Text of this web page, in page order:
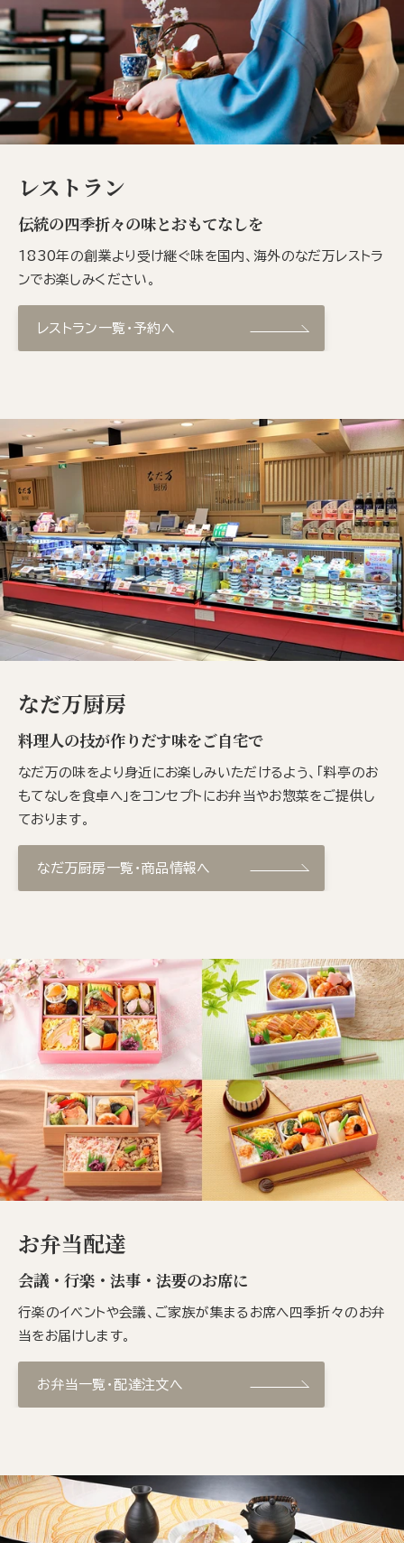
レストラン
伝統の四季折々の味とおもてなしを
1830年の創業より受け継ぐ味を国内、海外のなだ万レストラ
ンでお楽しみください。
レストラン一覧・予約へ
なだ万厨房
料理人の技が作りだす味をご自宅で
なだ万の味をより身近にお楽しみいただけるよう、「料亭のお
もてなしを食卓へ」をコンセプトにお弁当やお惣菜をご提供し
ております。
なだ万厨房一覧・商品情報へ
お弁当配達
会議・行楽・法事・法要のお席に
行楽のイベントや会議、ご家族が集まるお席へ四季折々のお弁
当をお届けします。
お弁当一覧・配達注文へ